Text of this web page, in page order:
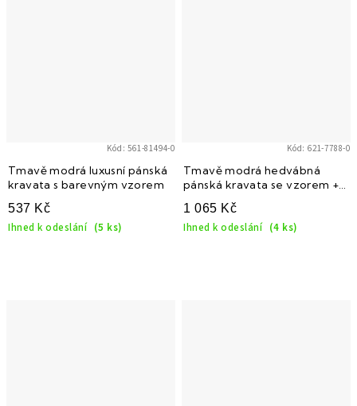
Tmavě modrá luxusní pánská
kravata s barevným vzorem
537 Kč
Ihned k odeslání (5 ks)
Kód:561-81494-0
Tmavě modrá hedvábná
pánská kravata se vzorem +
1 065 Kč
Ihned k odeslání (4 ks)
Kód: 621-7788-0